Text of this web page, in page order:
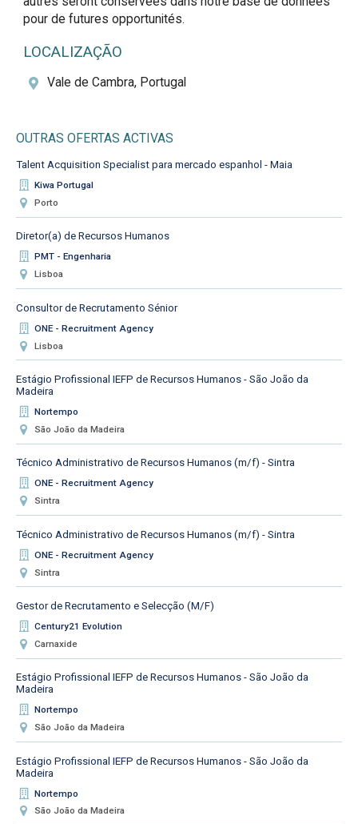
pour de futures opportunités.
LOCALIZAÇÃO
Vale de Cambra, Portugal
OUTRAS OFERTAS ACTIVAS
Talent Acquisition Specialist para mercado espanhol - Maia
Kiwa Portugal
Porto
Diretor(a) de Recursos Humanos
PMT - Engenharia
Lisboa
Consultor de Recrutamento Sénior
ONE - Recruitment Agency
Lisboa
Estágio Profissional IEFP de Recursos Humanos - São João da
Madeira
Nortempo
São João da Madeira
Técnico Administrativo de Recursos Humanos (m/f) - Sintra
ONE - Recruitment Agency
Sintra
Técnico Administrativo de Recursos Humanos (m/f) - Sintra
ONE - Recruitment Agency
Sintra
Gestor de Recrutamento e Selecção (M/F)
Century21 Evolution
Carnaxide
Estágio Profissional IEFP de Recursos Humanos - São João da
Madeira
Nortempo
São João da Madeira
Estágio Profissional IEFP de Recursos Humanos - São João da
Madeira
Nortempo
São João da Madeira